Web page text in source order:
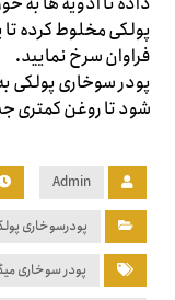
پولکی مخلوط کرده
فراوان سرخ نمایید.
پودر سوخاری پولکی
شود تا روغن کمتری
Admin
پودرسوخاری
پودر سوخاری